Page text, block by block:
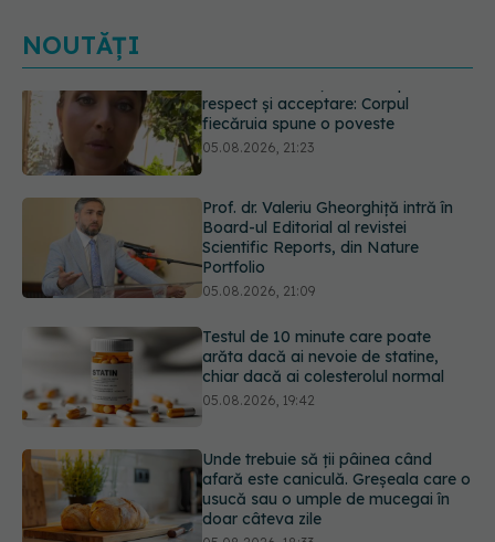
NOUTĂȚI
Prof. dr. Valeriu Gheorghiță intră în
Board-ul Editorial al revistei
05.08.2026, 21:09
Testul de 10 minute care poate
arăta dacă ai nevoie de statine,
chiar dacă ai colesterolul normal
Unde trebuie să ții pâinea când
afară este caniculă. Greșeala care o
05.08.2026, 18:33
Primele 5 semne ale bolii Parkinson
pe care 80% dintre oameni le